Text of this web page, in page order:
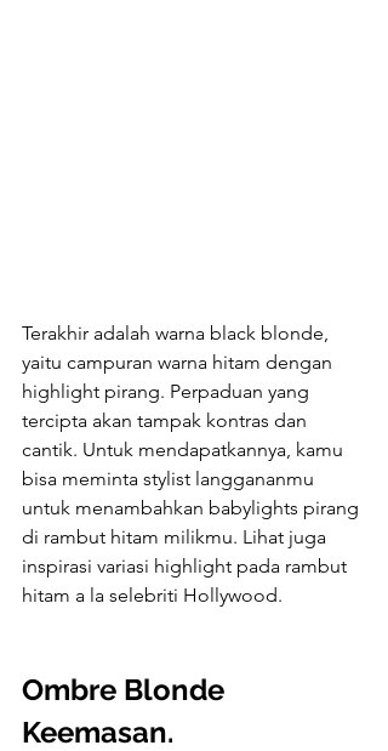
Terakhir adalah warna black blonde,
yaitu campuran warna hitam dengan
highlight pirang. Perpaduan yang
tercipta akan tampak kontras dan
cantik. Untuk mendapatkannya, kamu
bisa meminta stylist langgananmu
untuk menambahkan babylights pirang
di rambut hitam milikmu. Lihat juga
inspirasi variasi highlight pada rambut
hitam a la selebriti Hollywood.
Ombre Blonde
Keemasan.